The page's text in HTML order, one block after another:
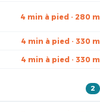
4 min à pied · 280 m
4 min à pied · 330 m
4 min à pied · 330 m
2